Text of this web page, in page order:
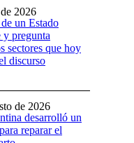
un Estado
pregunta
sectores que hoy
discurso
2026
desarrolló un
reparar el
de 2026